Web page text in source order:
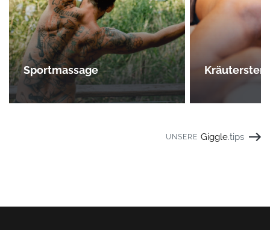
Sportmassage
UNSERE Giggle.tips